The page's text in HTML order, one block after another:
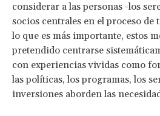
considerar a las personas -los
socios centrales en el proceso de
lo que es más importante, estos
pretendido centrarse
con experiencias vividas como
las políticas, los programas, los
inversiones aborden las